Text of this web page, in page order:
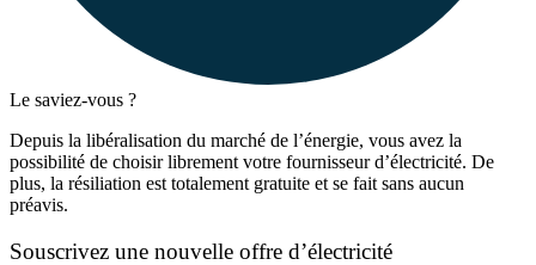
Le saviez-vous ?
Depuis la libéralisation du marché de l’énergie, vous avez la
possibilité de choisir librement votre fournisseur d’électricité. De
plus, la résiliation est totalement gratuite et se fait sans aucun
préavis.
Souscrivez une nouvelle offre d’électricité